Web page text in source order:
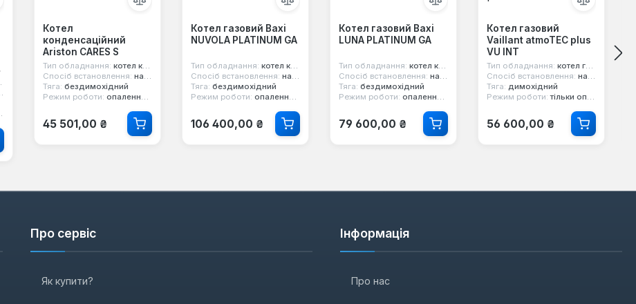
Котел
конденсаційний
Ariston CARES S
Тип обладнання: котел конденсаційний
Спосіб встановлення: настінний
Тяга: бездимохідний
Режим роботи: опалення та гаряча вода
Звичайна ціна:
45 501,00 ₴
Котел газовий Baxi
NUVOLA PLATINUM GA
Тип обладнання: котел конденсаційний
Спосіб встановлення: настінний
Тяга: бездимохідний
Режим роботи: опалення та гаряча вода
Звичайна ціна:
106 400,00 ₴
Котел газовий Baxi
LUNA PLATINUM GA
Тип обладнання: котел конденсаційний
Спосіб встановлення: настінний
Тяга: бездимохідний
Режим роботи: опалення та гаряча вода
Звичайна ціна:
79 600,00 ₴
Котел газовий
Vaillant atmoTEC plus
VU INT
Тип обладнання: котел газовий
Спосіб встановлення: настінний
Тяга: димохідний
Режим роботи: тільки опалення
Звичайна ціна:
56 600,00 ₴
Про сервіс
Як купити?
Інформація
Про нас